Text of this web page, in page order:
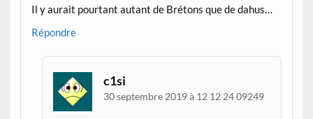
Il y aurait pourtant autant de Brétons que de dahus…
Répondre
c1si
30 septembre 2019 à 12 12 24 09249